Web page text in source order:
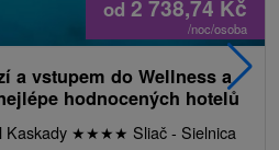
od 2 738,74 Kč
/noc/osoba
a vstupem do Wellness a
hodnocených hotelů
Kaskady ★★★★ Sliač - Sielnica